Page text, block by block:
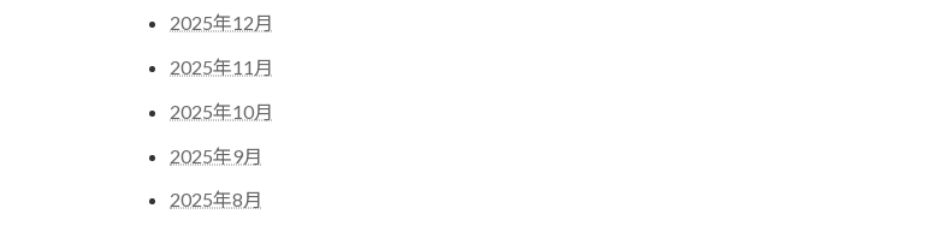
2025年12月
2025年11月
2025年10月
2025年9月
2025年8月